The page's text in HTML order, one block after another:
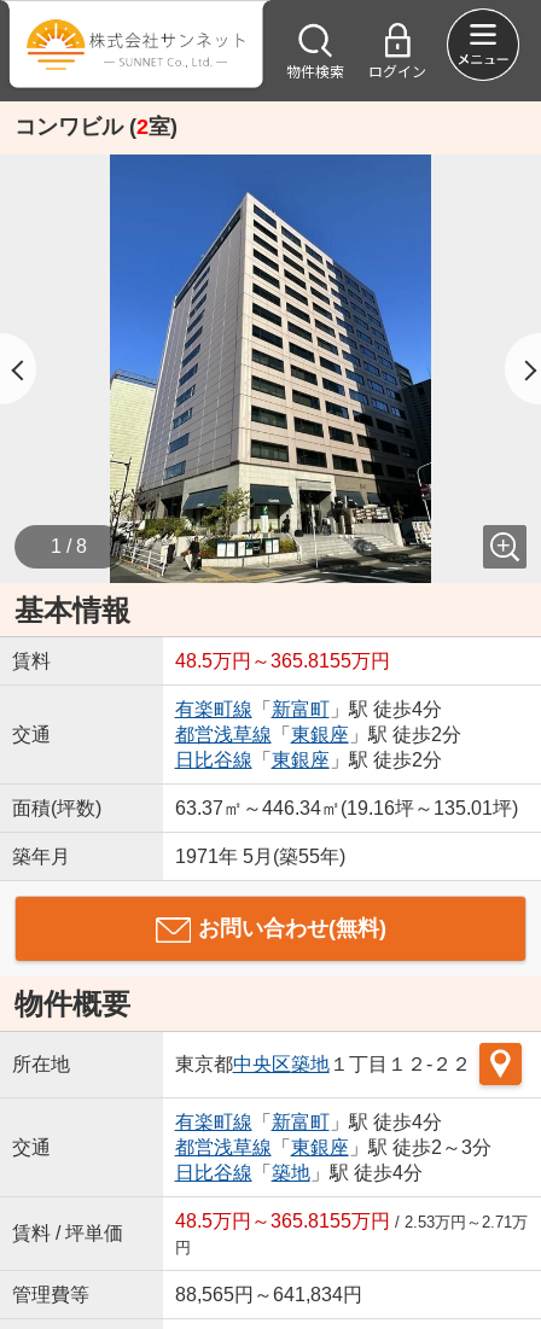
物件検索 ログイン
コンワビル (2室)
1 / 8
基本情報
賃料 48.5万円～365.8155万円
交通
有楽町線 「 新富町」駅 徒歩4分
都営浅草線 「 東銀座 」駅 徒歩2分
日比谷線 「 東銀座 」駅 徒歩2分
面積(坪数) 63.37㎡～446.34㎡(19.16坪～135.01坪)
築年月 1971年 5月(築55年)
お問い合わせ(無料)
物件概要
所在地 東京都中央区築地１丁目１２-２２
交通
有楽町線 「 新富町」駅 徒歩4分
都営浅草線 「 東銀座 」駅 徒歩2～3分
日比谷線 「 築地」駅 徒歩4分
賃料 / 坪単価
48.5万円～365.8155万円 / 2.53万円～2.71万
円
管理費等 88,565円～641,834円